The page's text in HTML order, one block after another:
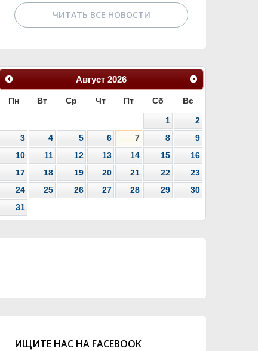
ЧИТАТЬ ВСЕ НОВОСТИ
Август 2026
Пн Вт Ср Чт Пт Сб Вс
1
2
3
4 5 6 7 8
9
10
11 12 13 14 15
16
17
18 19 20 21 22
23
24
25 26 27 28 29
30
31
ИЩИТЕ НАС НА FACEBOOK